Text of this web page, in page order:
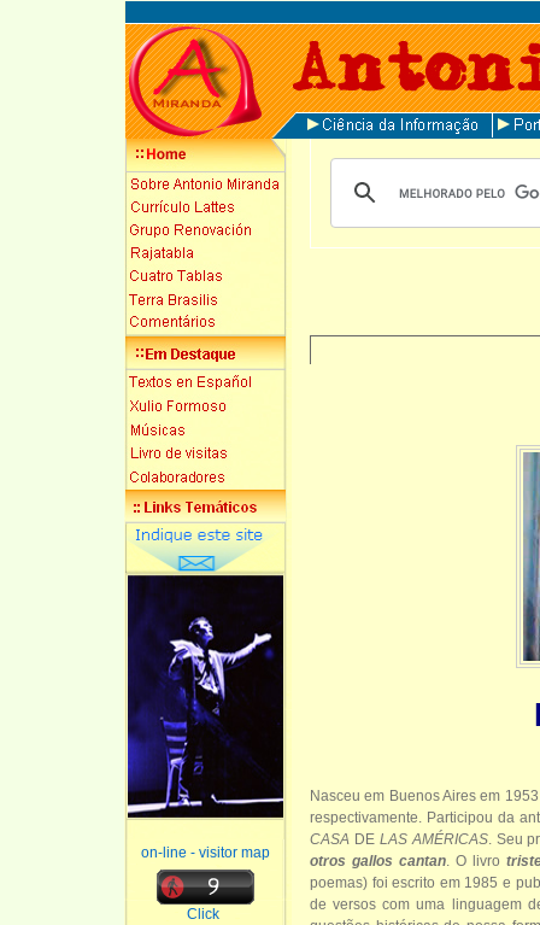
on-line - visitor map
Click
Nasceu em Buenos Aires em
respectivamente. Participou da
CASA DE LAS AMÉRICAS. Seu
otros gallos cantan . O livro
poemas) foi escrito em 1985 e
de versos com uma linguagem